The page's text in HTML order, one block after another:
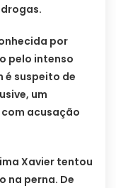
por
pelo intenso
suspeito de
um
acusação
Xavier tentou
na perna. De